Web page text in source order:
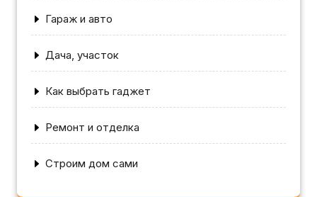
Гараж и авто
Дача, участок
Как выбрать гаджет
Ремонт и отделка
Строим дом сами